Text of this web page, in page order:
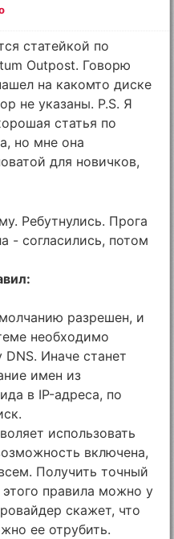
статейкой по
Outpost. Говорю
на какомто диске
не указаны. P.S. Я
статья по
но мне она
для новичков,
Ребутнулись. Прога
- согласились, потом
разрешен, и
необходимо
DNS. Иначе станет
имен из
в IP-адреса, по
использовать
включена,
Получить точный
правила можно у
скажет, что
ее отрубить.